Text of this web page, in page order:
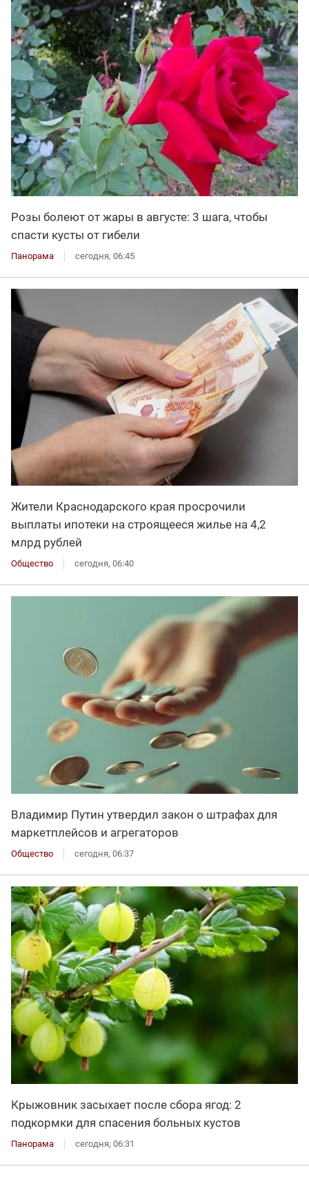
Розы болеют от жары в августе: 3 шага, чтобы
спасти кусты от гибели
Панорама сегодня, 06:45
Жители Краснодарского края просрочили
выплаты ипотеки на строящееся жилье на 4,2
млрд рублей
Общество сегодня, 06:40
Владимир Путин утвердил закон о штрафах для
маркетплейсов и агрегаторов
Общество сегодня, 06:37
Крыжовник засыхает после сбора ягод: 2
подкормки для спасения больных кустов
Панорама сегодня, 06:31